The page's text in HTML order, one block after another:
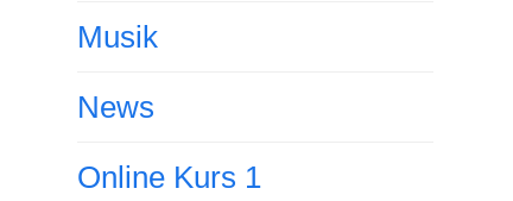
Musik
News
Online Kurs 1